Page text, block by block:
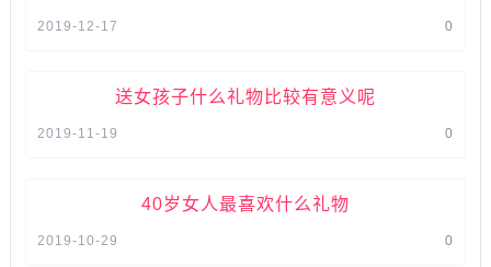
0
2019-12-17
送女孩子什么礼物比较有意义呢
0
2019-11-19
40岁女人最喜欢什么礼物
0
2019-10-29